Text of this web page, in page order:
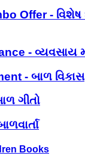
Offer - વિશેષ
- વ્યવસાય
- બાળ વિકાસ
ગીતો
Books